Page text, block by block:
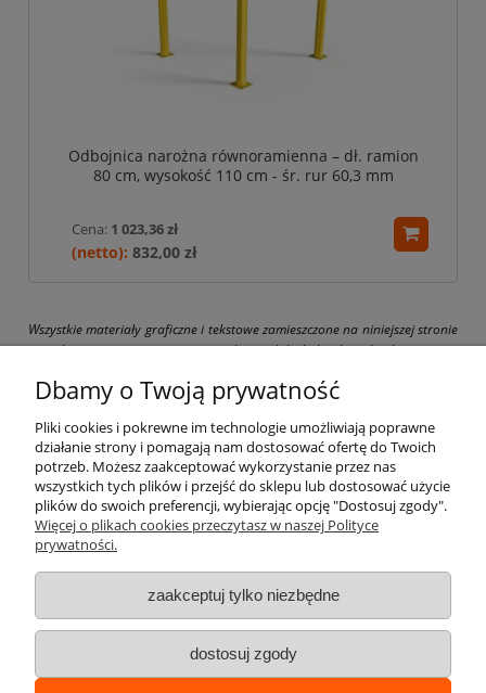
Odbojnica narożna równoramienna – dł. ramion
80 cm, wysokość 110 cm - śr. rur 60,3 mm
Cena: 1 023,36 zł
832,00 zł
Wszystkie materiały graficzne i tekstowe zamieszczone na niniejszej stronie
są chronione prawami autorskimi. Jakiekolwiek ich kopiowanie
zabronione i grozi pociągnięciem do odpowiedzialności karnej i cywilnej.
Pomoc
Informacje
Dbamy o Twoją prywatność
Pliki cookies i pokrewne im technologie umożliwiają poprawne
działanie strony i pomagają nam dostosować ofertę do Twoich
potrzeb. Możesz zaakceptować wykorzystanie przez nas
wszystkich tych plików i przejść do sklepu lub dostosować użycie
plików do swoich preferencji, wybierając opcję "Dostosuj zgody".
Więcej o plikach cookies przeczytasz w naszej Polityce
prywatności.
zaakceptuj tylko niezbędne
dostosuj zgody